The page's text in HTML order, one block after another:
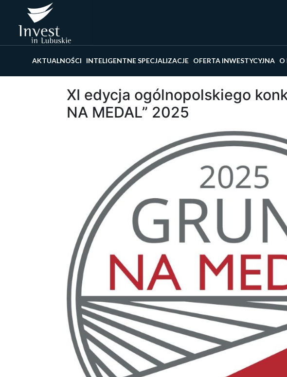
AKTUALNOŚCI INTELIGENTNE SPECJALIZACJE OFERTA INWESTYCYJNA O
XI edycja ogólnopolskiego
NA MEDAL” 2025